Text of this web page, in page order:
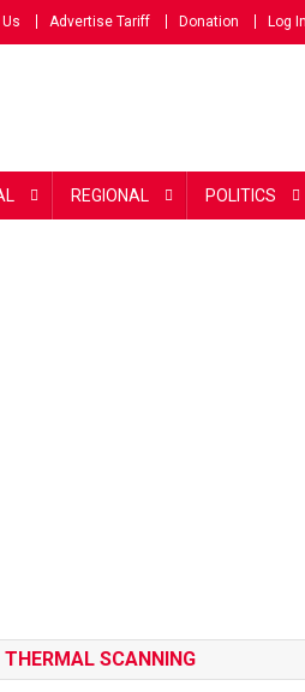
Advertise Tariff Donation Log In
REGIONAL POLITICS
SCANNING